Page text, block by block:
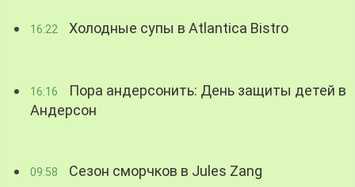
16:22 Холодные супы в Atlantica Bistro
16:16
Пора андерсонить: День защиты детей в
Андерсон
09:58 Сезон сморчков в Jules Zang